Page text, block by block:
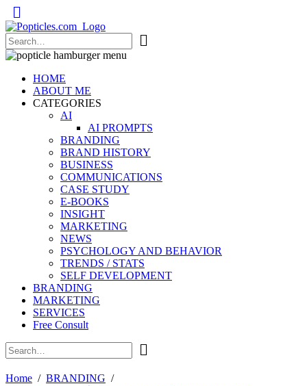
Popticles.com
HOME
ABOUT ME
CATEGORIES
AI
AI PROMPTS
BRANDING
BRAND HISTORY
BUSINESS
COMMUNICATIONS
CASE STUDY
E-BOOKS
INSIGHT
MARKETING
NEWS
PSYCHOLOGY AND BEHAVIOR
TRENDS / STATS
SELF DEVELOPMENT
BRANDING
MARKETING
SERVICES
Free Consult
Home
BRANDING